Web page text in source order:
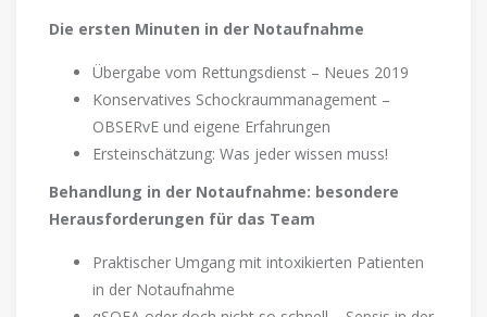
Die ersten Minuten in der Notaufnahme
Übergabe vom Rettungsdienst – Neues 2019
Konservatives Schockraummanagement –
OBSERvE und eigene Erfahrungen
Ersteinschätzung: Was jeder wissen muss!
Behandlung in der Notaufnahme: besondere
Herausforderungen für das Team
Praktischer Umgang mit intoxikierten Patienten
in der Notaufnahme